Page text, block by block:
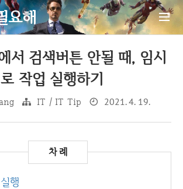
요해
서 검색버튼 안될 때, 임시
로 작업 실행하기
IT / IT Tip 2021. 4. 19.
행